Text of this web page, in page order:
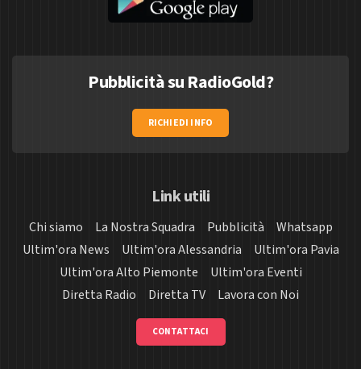
Pubblicità su RadioGold?
RICHIEDI INFO
Link utili
Chi siamo La Nostra Squadra Pubblicità
Whatsapp
Ultim'ora News
Ultim'ora Alessandria
Ultim'ora Pavia
Ultim'ora Alto Piemonte
Ultim'ora Eventi
Diretta Radio
Diretta TV Lavora con Noi
CONTATTACI